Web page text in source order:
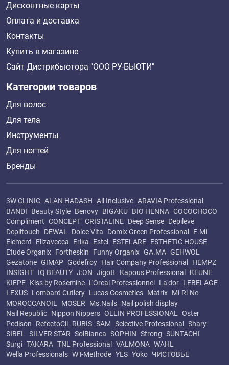
Дисконтные карты
Оплата и доставка
Контакты
Купить в магазине
Сайт Дистрибьютора "ООО РУ-БЬЮТИ"
Категории товаров
Для волос
Для тела
Инструменты
Для ногтей
Бренды
3W CLINIC ALAN HADASH All Inclusive ARAVIA Professional
BANDI
Beauty Style Benovy BIGAKU BIO HENNA COCOCHOCO
Compliment CONCEPT CRISTALINE Deep Sense Depileve
Depiltouch
DEWAL Dolce Vita Domix Green Professional
E.Mi
Element
Elizavecca Erika Estel ESTELARE ESTHETIC HOUSE
Etude Organix Fortheskin Funny Organix GA.MA GEHWOL
Gezatone GIMAP Godefroy Hair Company Professional
HEMPZ
INSIGHT IQ BEAUTY J:ON Jigott Kapous Professional
KEUNE
KIEPE Kiss by Rosemine L'Oreal Professionnel La'dor LEBELAGE
LEXUS Lombard Cutlery Lucas Cosmetics Matrix Mi-Ri-Ne
MOROCCANOIL
MOSER Ms.Nails Nail polish display
Nail Republic Nippon Nippers OLLIN PROFESSIONAL
Oster
Pedison
RefectoCil RUBIS SAM Selective Professional
Shary
SIBEL
SILVER STAR SolBianca SOPHIN Strong SUNTACHI
Surgi TAKARA TNL Professional VALMONA WAHL
Wella Professionals WT-Methode YES Yoko ЧИСТОВЬЕ